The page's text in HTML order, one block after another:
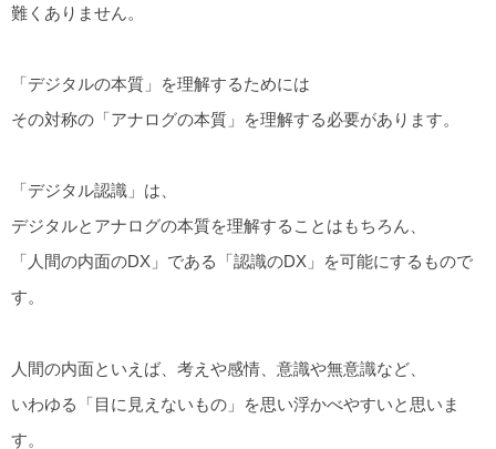
難くありません。
「デジタルの本質」を理解するためには
その対称の「アナログの本質」を理解する必要があります。
「デジタル認識」は、
デジタルとアナログの本質を理解することはもちろん、
「人間の内面のDX」である「認識のDX」を可能にするもので
す。
人間の内面といえば、考えや感情、意識や無意識など、
いわゆる「目に見えないもの」を思い浮かべやすいと思いま
す。